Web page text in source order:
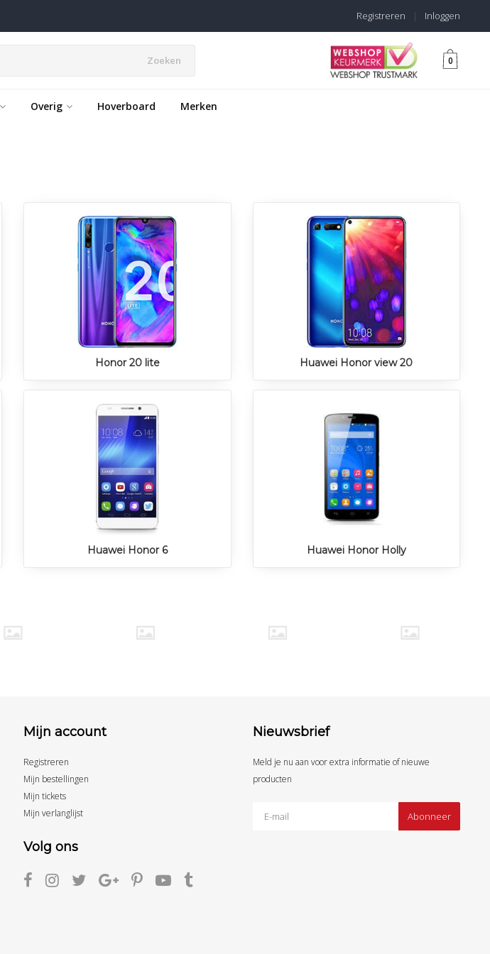
Inloggen
|
Registreren
Zoeken 0
Overig Hoverboard Merken
Honor 20 lite Huawei Honor view 20
Huawei Honor 6 Huawei Honor Holly
Mijn account
Registreren
Mijn bestellingen
Mijn tickets
Mijn verlanglijst
Volg ons
Nieuwsbrief
Meld je nu aan voor extra informatie of nieuwe
producten
Abonneer